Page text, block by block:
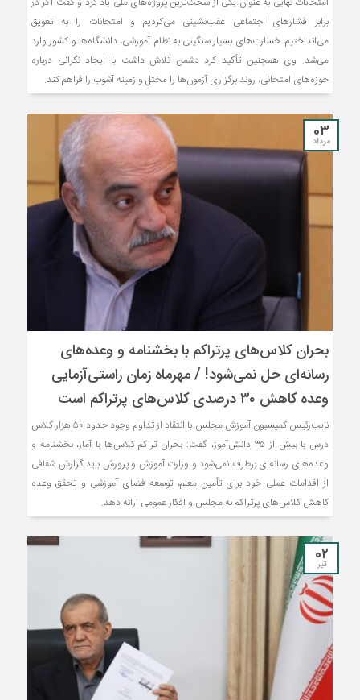
برابر فشار‌های اجتماعی عقب‌نشینی می‌کردیم و امتحانات را به تعویق
می‌انداختیم، خسارت‌های بسیار سنگینی به نظام آموزشی، دانشگاه‌ها و کشور وارد
می‌شد. وی همچنین تأکید کرد دشمن تلاش داشت با ایجاد نگرانی درباره
حوزه‌های امتحانی، روند برگزاری آزمون‌ها را مختل و زمینه آشوب را فراهم کند.
03
مرداد
بحران کلاس‌های پرتراکم با بخشنامه و وعده‌های
رسانه‌ای حل نمی‌شود! / مهرماه زمان راستی‌آزمایی
وعده کاهش ۳۰ درصدی کلاس‌های پرتراکم است
نایب‌رئیس کمیسیون آموزش مجلس با انتقاد از تداوم وجود حدود ۵۰ هزار کلاس
درس با بیش از ۳۵ دانش‌آموز، گفت: بحران تراکم کلاس‌ها با آمار، بخشنامه و
وعده‌های رسانه‌ای برطرف نمی‌شود و وزارت آموزش و پرورش باید گزارش شفافی
از اقدامات عملی خود برای تأمین معلم، توسعه فضای آموزشی و تحقق وعده
کاهش کلاس‌های پرتراکم به مجلس و افکار عمومی ارائه دهد.
02
تیر